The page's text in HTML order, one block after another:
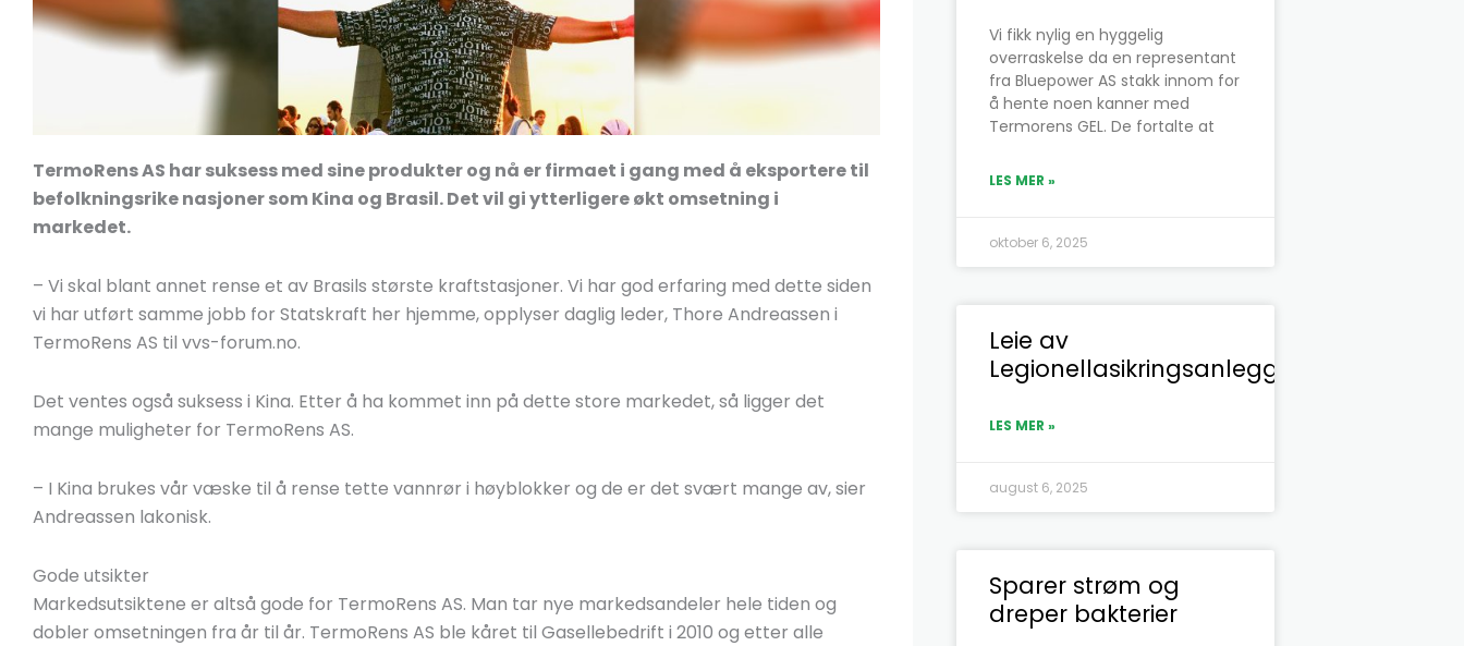
TermoRens AS har suksess med sine produkter og nå er firmaet i gang med å eksportere til
befolkningsrike nasjoner som Kina og Brasil. Det vil gi ytterligere økt omsetning i
markedet.
– Vi skal blant annet rense et av Brasils største kraftstasjoner. Vi har god erfaring med dette siden
vi har utført samme jobb for Statskraft her hjemme, opplyser daglig leder, Thore Andreassen i
TermoRens AS til vvs-forum.no.
Det ventes også suksess i Kina. Etter å ha kommet inn på dette store markedet, så ligger det
mange muligheter for TermoRens AS.
– I Kina brukes vår væske til å rense tette vannrør i høyblokker og de er det svært mange av, sier
Andreassen lakonisk.
Gode utsikter
Markedsutsiktene er altså gode for TermoRens AS. Man tar nye markedsandeler hele tiden og
dobler omsetningen fra år til år. TermoRens AS ble kåret til Gasellebedrift i 2010 og etter alle
Vi fikk nylig en hyggelig
overraskelse da en representant
fra Bluepower AS stakk innom for
å hente noen kanner med
Termorens GEL. De fortalte at
LES MER »
oktober 6, 2025
Leie av
Legionellasikringsanlegg
LES MER »
august 6, 2025
Sparer strøm og
dreper bakterier